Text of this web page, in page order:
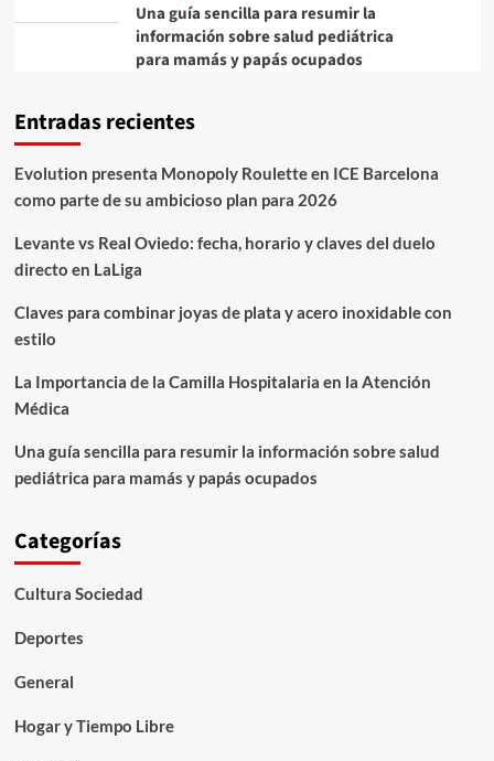
Una guía sencilla para resumir la
información sobre salud pediátrica
para mamás y papás ocupados
Entradas recientes
Evolution presenta Monopoly Roulette en ICE Barcelona
como parte de su ambicioso plan para 2026
Levante vs Real Oviedo: fecha, horario y claves del duelo
directo en LaLiga
Claves para combinar joyas de plata y acero inoxidable con
estilo
La Importancia de la Camilla Hospitalaria en la Atención
Médica
Una guía sencilla para resumir la información sobre salud
pediátrica para mamás y papás ocupados
Categorías
Cultura Sociedad
Deportes
General
Hogar y Tiempo Libre